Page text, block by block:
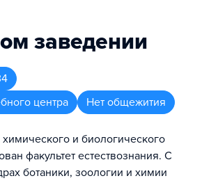
заведении
центра
Нет общежития
химического и биологического
факультет естествознания. С
ботаники, зоологии и химии